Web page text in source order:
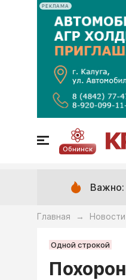
РЕКЛАМА
Обнинск
Важно:
Главная → Новости
Одной строкой